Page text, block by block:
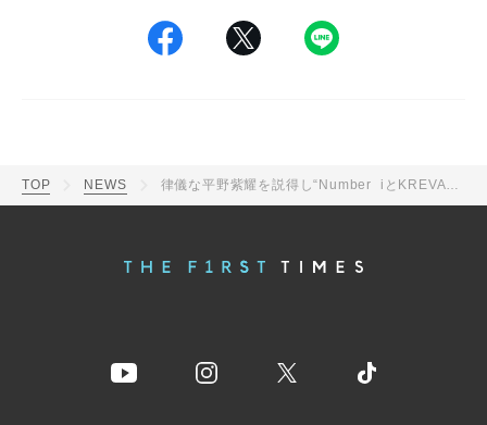
TOP NEWS 律儀な平野紫耀を説得し“Number_iとKREVAがいれば”に！「イッサイガッサイ」コラボ秘話